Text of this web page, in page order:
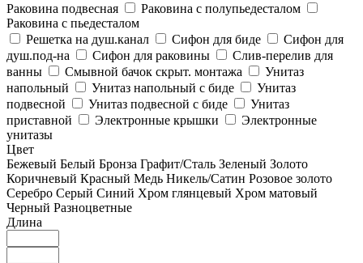
Раковина подвесная
Раковина с полупьедесталом
Раковина с пьедесталом
Решетка на душ.канал
Сифон для биде
Сифон для
душ.под-на
Сифон для раковины
Слив-перелив для
ванны
Смывной бачок скрыт. монтажа
Унитаз
напольный
Унитаз напольный с биде
Унитаз
подвесной
Унитаз подвесной с биде
Унитаз
приставной
Электронные крышки
Электронные
унитазы
Цвет
Бежевый Белый Бронза Графит/Сталь Зеленый Золото
Коричневый Красный Медь Никель/Сатин Розовое золото
Серебро Серый Синий Хром глянцевый Хром матовый
Черный Разноцветные
Длина